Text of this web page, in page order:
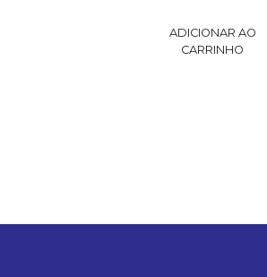
ADICIONAR AO
CARRINHO